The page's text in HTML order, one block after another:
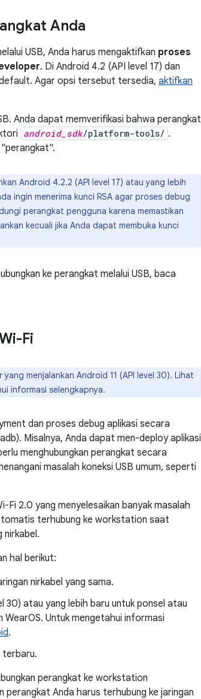
Anda
USB, Anda harus mengaktifkan proses
. Di Android 4.2 (API level 17) dan
Agar opsi tersebut tersedia, aktifkan
Anda dapat memverifikasi bahwa perangkat
android_sdk/platform-tools/ .
Android 4.2.2 (API level 17) atau yang lebih
ingin menerima kunci RSA agar proses debug
perangkat pengguna karena memastikan
kecuali jika Anda dapat membuka kunci
ke perangkat melalui USB, baca
Fi
menjalankan Android 11 (API level 30). Lihat
informasi selengkapnya.
dan proses debug aplikasi secara
Misalnya, Anda dapat men-deploy aplikasi
menghubungkan perangkat secara
masalah koneksi USB umum, seperti
Fi 2.0 yang menyelesaikan banyak masalah
terhubung ke workstation saat
nirkabel.
hal berikut:
nirkabel yang sama.
30) atau yang lebih baru untuk ponsel atau
WearOS. Untuk mengetahui informasi
.
terbaru.
perangkat ke workstation
perangkat Anda harus terhubung ke jaringan